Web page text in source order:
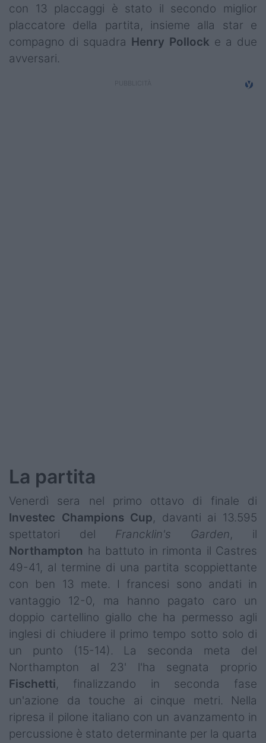
Campionati
Serie A
con 13 placcaggi è stato il secondo miglior
placcatore della partita, insieme alla star e
compagno di squadra Henry Pollock e a due
avversari.
La partita
Venerdì sera nel primo ottavo di finale di
Investec Champions Cup, davanti ai 13.595
spettatori del Francklin's Garden, il
Northampton ha battuto in rimonta il Castres
49-41, al termine di una partita scoppiettante
con ben 13 mete. I francesi sono andati in
vantaggio 12-0, ma hanno pagato caro un
doppio cartellino giallo che ha permesso agli
inglesi di chiudere il primo tempo sotto solo di
un punto (15-14). La seconda meta del
Northampton al 23' l'ha segnata proprio
Fischetti, finalizzando in seconda fase
un'azione da touche ai cinque metri. Nella
ripresa il pilone italiano con un avanzamento in
percussione è stato determinante per la quarta